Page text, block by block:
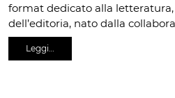
format dedicato alla
dell’editoria, nato dalla
Leggi…